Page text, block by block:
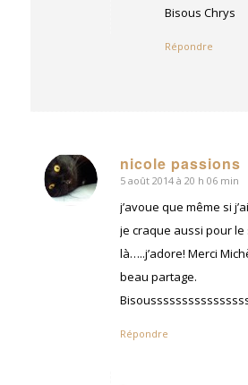
Bisous Chrys
Répondre
nicole passions
dit
:
5 août 2014 à 20 h 06 min
j’avoue que même si
je craque aussi pour le
là…..j’adore! Merci
beau partage.
Répondre